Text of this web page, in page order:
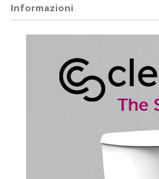
Informazioni